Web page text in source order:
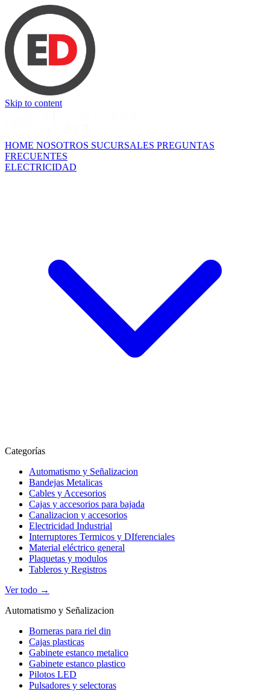
Skip to content
HOME NOSOTROS SUCURSALES PREGUNTAS
FRECUENTES
ELECTRICIDAD
Categorías
Automatismo y Señalizacion
Bandejas Metalicas
Cables y Accesorios
Cajas y accesorios para bajada
Canalizacion y accesorios
Electricidad Industrial
Interruptores Termicos y DIferenciales
Material eléctrico general
Plaquetas y modulos
Tableros y Registros
Ver todo →
Automatismo y Señalizacion
Borneras para riel din
Cajas plasticas
Gabinete estanco metalico
Gabinete estanco plastico
Pilotos LED
Pulsadores y selectoras